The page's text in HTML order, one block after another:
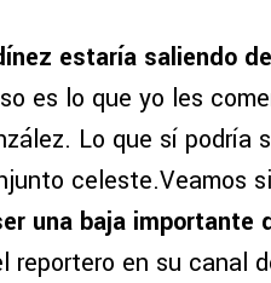
estaría saliendo
es lo que yo les
Lo que sí podría
celeste.Veamos
una baja importante
reportero en su canal